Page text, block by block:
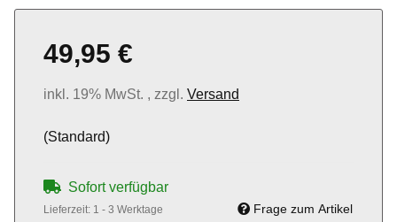
49,95 €
inkl. 19% MwSt. , zzgl. Versand
(Standard)
Sofort verfügbar
Lieferzeit: 1 - 3 Werktage Frage zum Artikel